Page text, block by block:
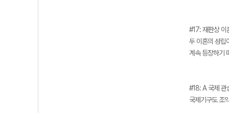
#17: 재판상 이
두 이혼의 성립
계속 등장하기
#18: A 국제 관
국제기구도 조